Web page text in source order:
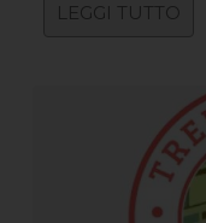
LEGGI TUTTO